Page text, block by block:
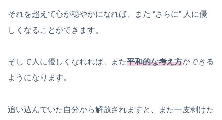
それを超えて心が穏やかになれば、また “さらに” 人に優
しくなることができます。
そして人に優しくなれれば、また平和的な考え方ができる
ようになります。
追い込んでいた自分から解放されますと、また一皮剥けた